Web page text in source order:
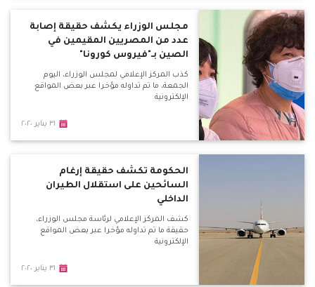
مجلس الوزراء يكشف حقيقة إصابة
عدد من المصريين المقيمين في
الصين بـ"فيروس كورونا"
كذب المركز الإعلامي لمجلس الوزراء، اليوم
الجمعة، ما تم تداوله مؤخرا عبر بعض المواقع
الإلكترونية
٣١ يناير ٢٠٢٠
الحكومة تكشف حقيقة إرغام
السائحين على استقلال الطيران
الداخلي
كشف المركز الإعلامي لرئاسة مجلس الوزراء،
حقيقة ما تم تداوله مؤخرا عبر بعض المواقع
الإلكترونية
٣١ يناير ٢٠٢٠